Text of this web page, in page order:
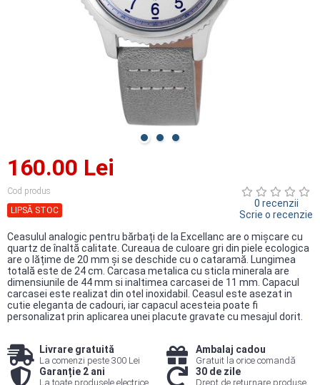
160.00 Lei
Cod produs
LIPSĂ STOC
0 recenzii
Scrie o recenzie
Ceasulul analogic pentru bărbați de la Excellanc are o mișcare cu
quartz de înaltă calitate. Cureaua de culoare gri din piele ecologica
are o lățime de 20 mm și se deschide cu o cataramă. Lungimea
totală este de 24 cm. Carcasa metalica cu sticla minerala are
dimensiunile de 44 mm si inaltimea carcasei de 11 mm. Capacul
carcasei este realizat din otel inoxidabil. Ceasul este asezat in
cutie eleganta de cadouri, iar capacul acesteia poate fi
personalizat prin aplicarea unei placute gravate cu mesajul dorit.
Livrare gratuită
La comenzi peste 300 Lei
Ambalaj cadou
Gratuit la orice comandă
Garanție 2 ani
La toate produsele electrice
30 de zile
Drept de returnare produse